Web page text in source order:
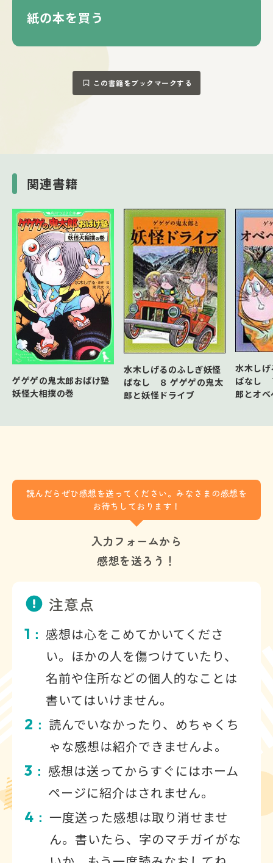
紙の本を買う
この書籍をブックマークする
関連書籍
ゲゲゲの鬼太郎おばけ塾
妖怪大相撲の巻
水木しげるのふしぎ妖怪
ばなし ８ ゲゲゲの鬼太
郎と妖怪ドライブ
水木し
ばなし
郎とオ
読んだらぜひ感想を送ってください。みなさまの感想を
お待ちしております！
入力フォームから
感想を送ろう！
注意点
1 ： 感想は心をこめてかいてくださ
い。ほかの人を傷つけていたり、
名前や住所などの個人的なことは
書いてはいけません。
2 ： 読んでいなかったり、めちゃくち
ゃな感想は紹介できませんよ。
3 ： 感想は送ってからすぐにはホーム
ページに紹介はされません。
4 ： 一度送った感想は取り消せませ
ん。書いたら、字のマチガイがな